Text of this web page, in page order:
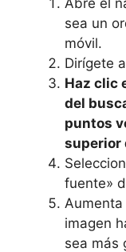
Abre⁤ el
sea un
móvil.
Dirígete⁢
Haz clic
del
puntos
superior
fuente»
imagen
sea más